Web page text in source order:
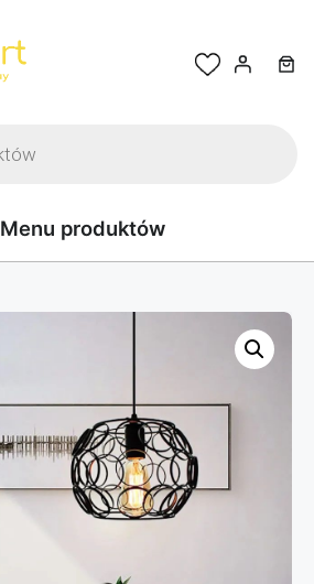
Menu produktów